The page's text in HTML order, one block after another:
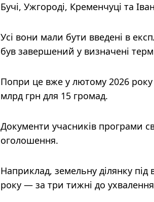
Бучі, Ужгороді, Кременчуці та
Усі вони мали бути введені в
був завершений у визначені
Попри це вже у лютому 2026
млрд грн для 15 громад.
Документи учасників програми
оголошення.
Наприклад, земельну ділянку
року — за три тижні до